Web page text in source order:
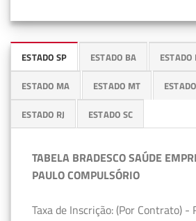
ESTADO SP ESTADO BA ESTADO
ESTADO MA ESTADO MT
ESTADO RJ ESTADO SC
TABELA BRADESCO SAÚDE
PAULO COMPULSÓRIO
Taxa de Inscrição: (Por Contrato) -